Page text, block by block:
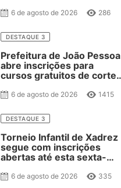
6 de agosto de 2026 286
DESTAQUE 3
Prefeitura de João Pessoa
abre inscrições para
cursos gratuitos de corte
salgateria
6 de agosto de 2026 1415
DESTAQUE 3
Torneio Infantil de Xadrez
segue com inscrições
abertas até esta sexta-
6 de agosto de 2026 335